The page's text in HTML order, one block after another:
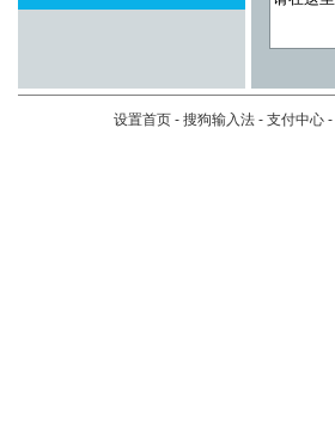
设置首页 - 搜狗输入法 - 支付中心 -